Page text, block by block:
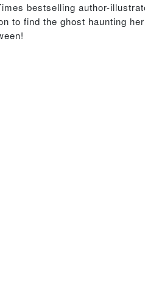
bestselling author-
to find the ghost haunting